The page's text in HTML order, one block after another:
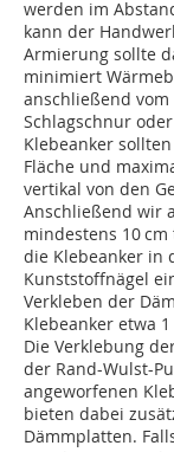
werden im
kann der
Armierung sollte
minimiert
anschließend
Schlagschnur
Klebeanker
Fläche und
vertikal von den
Anschließend wir
mindestens 10
die Klebeanker in
Kunststoffnägel
Verkleben der
Klebeanker etwa
Die Verklebung
der Rand-Wulst-
angeworfenen
bieten dabei
Dämmplatten.